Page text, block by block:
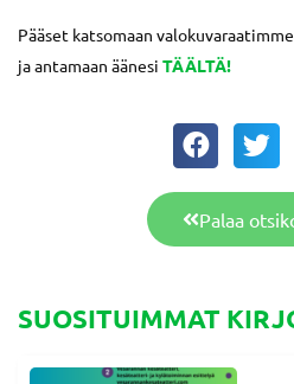
Pääset katsomaan
ja antamaan äänesi TÄÄLTÄ!
Palaa
SUOSITUIMMAT